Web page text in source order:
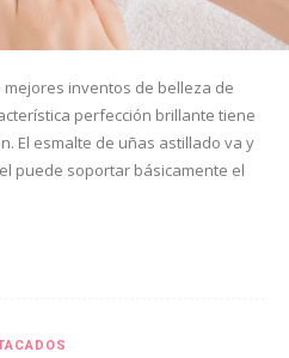
mejores inventos de belleza de
perfección brillante tiene
El esmalte de uñas astillado va y
puede soportar básicamente el